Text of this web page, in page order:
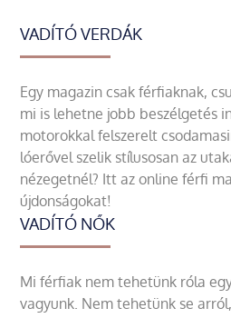
VADÍTÓ VERDÁK
Egy magazin csak férfiaknak,
mi is lehetne jobb beszélgetés
motorokkal felszerelt
lóerővel szelik stílusosan az
nézegetnél? Itt az online férfi
újdonságokat!
VADÍTÓ NŐK
Mi férfiak nem tehetünk róla
vagyunk. Nem tehetünk se